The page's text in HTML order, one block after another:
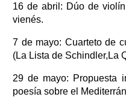
16 de abril: Dúo de
vienés.
7 de mayo: Cuarteto de
(La Lista de Schindler,La
29 de mayo: Propuesta
poesía sobre el